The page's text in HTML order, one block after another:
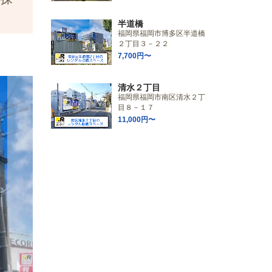
半道橋
福岡県福岡市博多区半道橋
２丁目３－２２
7,700円〜
清水２丁目
福岡県福岡市南区清水２丁
目８－１７
11,000円〜